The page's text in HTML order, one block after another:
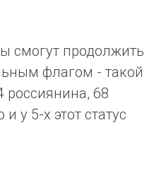
смогут продолжить
флагом - такой
россиянина, 68
у 5-х этот статус